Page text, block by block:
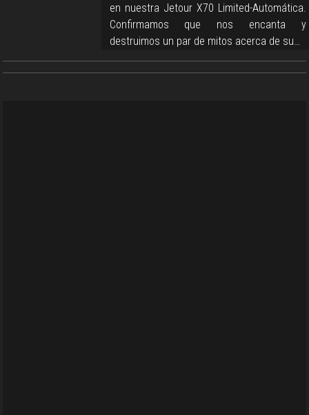
en nuestra Jetour X70 Limited-Automática.
Confirmamos que nos encanta y
destruimos un par de mitos acerca de su…